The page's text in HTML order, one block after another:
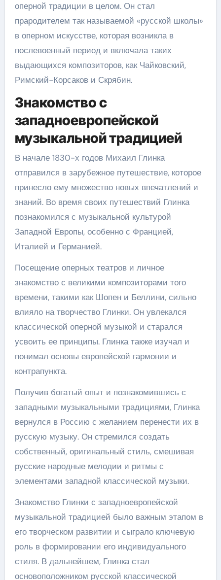
оперной традиции в целом. Он стал
прародителем так называемой «русской школы»
в оперном искусстве, которая возникла в
послевоенный период и включала таких
выдающихся композиторов, как Чайковский,
Римский-Корсаков и Скрябин.
Знакомство с
западноевропейской
музыкальной традицией
В начале 1830-х годов Михаил Глинка
отправился в зарубежное путешествие, которое
принесло ему множество новых впечатлений и
знаний. Во время своих путешествий Глинка
познакомился с музыкальной культурой
Западной Европы, особенно с Францией,
Италией и Германией.
Посещение оперных театров и личное
знакомство с великими композиторами того
времени, такими как Шопен и Беллини, сильно
влияло на творчество Глинки. Он увлекался
классической оперной музыкой и старался
усвоить ее принципы. Глинка также изучал и
понимал основы европейской гармонии и
контрапункта.
Получив богатый опыт и познакомившись с
западными музыкальными традициями, Глинка
вернулся в Россию с желанием перенести их в
русскую музыку. Он стремился создать
собственный, оригинальный стиль, смешивая
русские народные мелодии и ритмы с
элементами западной классической музыки.
Знакомство Глинки с западноевропейской
музыкальной традицией было важным этапом в
его творческом развитии и сыграло ключевую
роль в формировании его индивидуального
стиля. В дальнейшем, Глинка стал
основоположником русской классической